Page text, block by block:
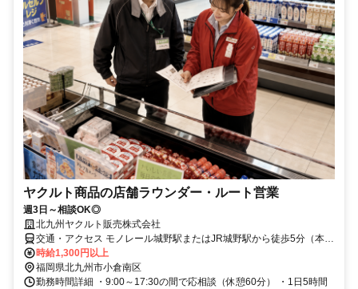
ヤクルト商品の店舗ラウンダー・ルート営業
週3日～相談OK◎
北九州ヤクルト販売株式会社
交通・アクセス モノレール城野駅またはJR城野駅から徒歩5分（本
社）
時給1,300円以上
福岡県北九州市小倉南区
勤務時間詳細 ・9:00～17:30の間で応相談（休憩60分） ・1日5時間